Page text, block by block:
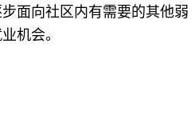
面向社区内有需要的其他弱
机会。